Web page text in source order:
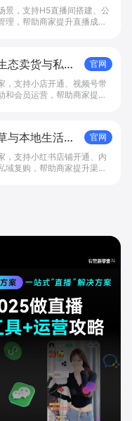
景，支持H5直播间搭建、公
理，帮助商家提升直播成交
态卖货与私域
官网
，支持小店开通、视频号带
和会员运营，帮助商家提升
与本地生活转
官网
，支持小红书店铺开通、内
域复购，帮助商家提升渠道